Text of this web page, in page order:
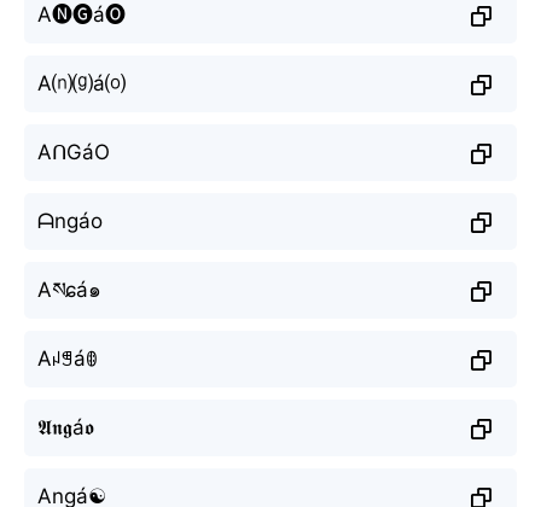
A🅝🅖á🅞
A⒩⒢á⒪
AᑎGáO
ᗩngáo
Aསɕá๑
Aꈤꁅáꂦ
𝕬𝖓𝖌á𝖔
Angá☯